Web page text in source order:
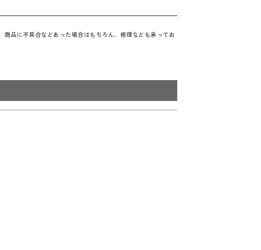
品に不具合などあった場合はもちろん、修理なども承ってお